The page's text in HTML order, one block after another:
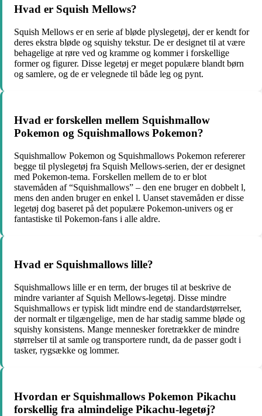
Hvad er Squish Mellows?
Squish Mellows er en serie af bløde plyslegetøj, der er kendt for
deres ekstra bløde og squishy tekstur. De er designet til at være
behagelige at røre ved og kramme og kommer i forskellige
former og figurer. Disse legetøj er meget populære blandt børn
og samlere, og de er velegnede til både leg og pynt.
Hvad er forskellen mellem Squishmallow
Pokemon og Squishmallows Pokemon?
Squishmallow Pokemon og Squishmallows Pokemon refererer
begge til plyslegetøj fra Squish Mellows-serien, der er designet
med Pokemon-tema. Forskellen mellem de to er blot
stavemåden af “Squishmallows” – den ene bruger en dobbelt l,
mens den anden bruger en enkel l. Uanset stavemåden er disse
legetøj dog baseret på det populære Pokemon-univers og er
fantastiske til Pokemon-fans i alle aldre.
Hvad er Squishmallows lille?
Squishmallows lille er en term, der bruges til at beskrive de
mindre varianter af Squish Mellows-legetøj. Disse mindre
Squishmallows er typisk lidt mindre end de standardstørrelser,
der normalt er tilgængelige, men de har stadig samme bløde og
squishy konsistens. Mange mennesker foretrækker de mindre
størrelser til at samle og transportere rundt, da de passer godt i
tasker, rygsække og lommer.
Hvordan er Squishmallows Pokemon Pikachu
forskellig fra almindelige Pikachu-legetøj?